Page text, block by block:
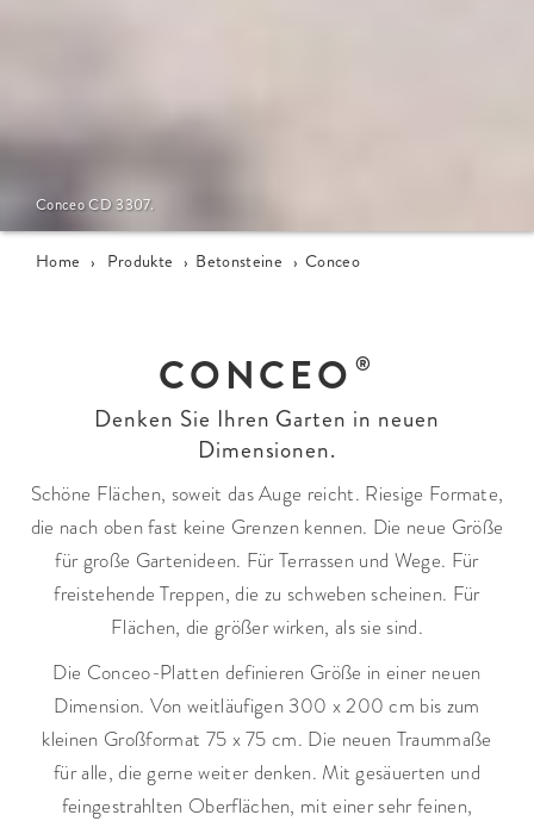
Conceo CD 3307.
Home › Produkte › Betonsteine › Conceo
CONCEO
Denken Sie Ihren Garten in neuen
Dimensionen.
Schöne Flächen, soweit das Auge reicht. Riesige Formate,
die nach oben fast keine Grenzen kennen. Die neue Größe
für große Gartenideen. Für Terrassen und Wege. Für
freistehende Treppen, die zu schweben scheinen. Für
Flächen, die größer wirken, als sie sind.
Die Conceo-Platten definieren Größe in einer neuen
Dimension. Von weitläufigen 300 x 200 cm bis zum
kleinen Großformat 75 x 75 cm. Die neuen Traummaße
für alle, die gerne weiter denken. Mit gesäuerten und
feingestrahlten Oberflächen, mit einer sehr feinen,